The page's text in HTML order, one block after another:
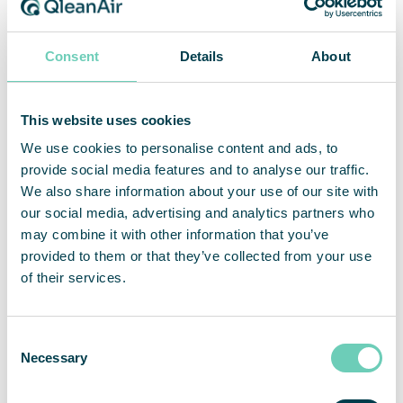
Consent Details About
This website uses cookies
We use cookies to personalise content and ads, to
provide social media features and to analyse our traffic.
We also share information about your use of our site with
our social media, advertising and analytics partners who
may combine it with other information that you’ve
provided to them or that they’ve collected from your use
of their services.
Selection
Necessary
lyhyessä ajassa. Vaikutuksen seuraamiseksi tehtiin
mittauksia ennen asennusta, sen aikana ja sen
jälkeen. Mittausten välissä Bo ja ilmanvaihdon
asiantuntijat keskustelivat ihanteellisesta
FS 70 HEPA-laitteen lisäksi he halusivat
pienemmän vaihtoehdon, joka soveltuisi paremmin
pienempiin tiloihin.
”Me opimme samalla, kun kehitämme tuotetta.
Vuosi sitten emme toimineet
terveydenhuollon alalla, ja nyt olemme
terveydenhuoltolaitoksia. Olemme mukana
kriisissä ja voimme antaa panoksemme
samalla kun kehitämme uusia tuotteita, jotka
mahdollistavat uuden ja kiinnostavan